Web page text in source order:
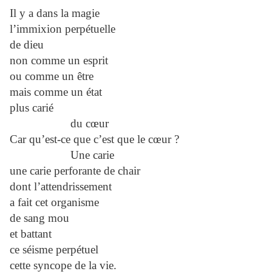
Il y a dans la magie
l’immixion perpétuelle
de dieu
non comme un esprit
ou comme un être
mais comme un état
plus carié
du cœur
Car qu’est-ce que c’est que le cœur ?
Une carie
une carie perforante de chair
dont l’attendrissement
a fait cet organisme
de sang mou
et battant
ce séisme perpétuel
cette syncope de la vie.